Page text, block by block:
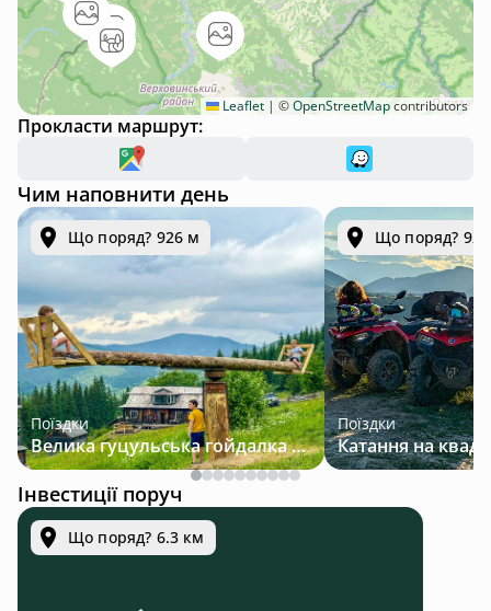
Leaflet | ©OpenStreetMapcontributors
Прокласти маршрут:
Чим наповнити день
Що поряд? 926 м
Поїздки
Велика гуцульська гойдалка — джип-тур у Карпатах
Що поряд?
Поїздки
Інвестиції поруч
Що поряд? 6.3 км